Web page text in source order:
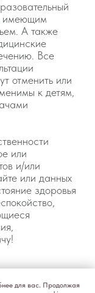
для вас. Продолжая